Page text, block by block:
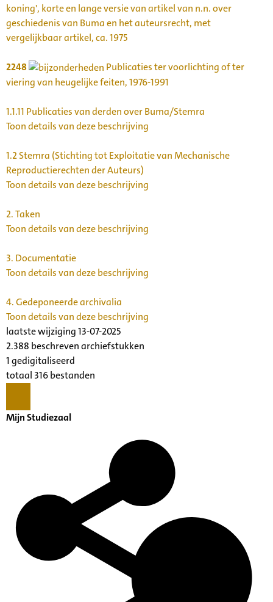
koning', korte en lange versie van artikel van n.n. over
geschiedenis van Buma en het auteursrecht, met
vergelijkbaar artikel, ca. 1975
2248
Publicaties ter voorlichting of ter
viering van heugelijke feiten, 1976-1991
1.1.11 Publicaties van derden over Buma/Stemra
Toon details van deze beschrijving
1.2Stemra (Stichting tot Exploitatie van Mechanische
Reproductierechten der Auteurs)
Toon details van deze beschrijving
2.Taken
Toon details van deze beschrijving
3. Documentatie
Toon details van deze beschrijving
4.Gedeponeerde archivalia
Toon details van deze beschrijving
laatste wijziging 13-07-2025
2.388 beschreven archiefstukken
1 gedigitaliseerd
totaal 316 bestanden
Mijn Studiezaal